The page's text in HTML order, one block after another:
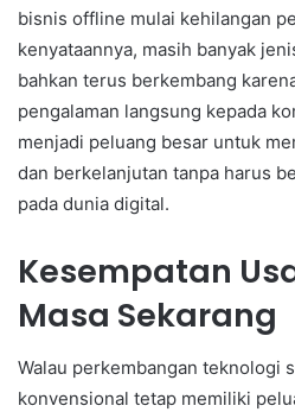
bisnis offline mulai kehilangan
kenyataannya, masih banyak
bahkan terus berkembang
pengalaman langsung kepada
menjadi peluang besar untuk
dan berkelanjutan tanpa harus
pada dunia digital.
Kesempatan
Masa Sekarang
Walau perkembangan teknologi
konvensional tetap memiliki